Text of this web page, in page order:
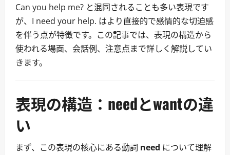
Can you help me? と混同されることも多い表現です
が、I need your help. はより直接的で感情的な切迫感
を伴う点が特徴です。この記事では、表現の構造から
使われる場面、会話例、注意点まで詳しく解説してい
きます。
表現の構造：needとwantの違
い
まず、この表現の核心にある動詞 need について理解